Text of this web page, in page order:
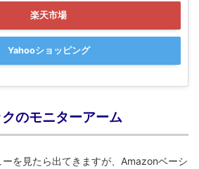
楽天市場
Yahooショッピング
のモニターアーム
を見たら出てきますが、Amazonベーシ